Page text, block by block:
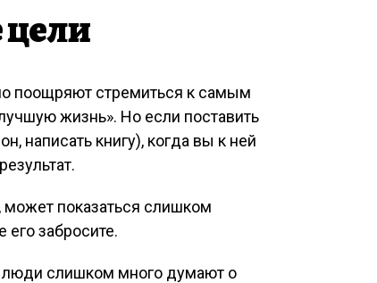
цели
поощряют стремиться к самым
жизнь». Но если поставить
написать книгу), когда вы к ней
может показаться слишком
забросите.
люди слишком много думают о